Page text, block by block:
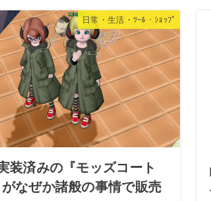
日常・生活・ﾂｰﾙ・ｼｮｯﾌﾟ
装済みの『モッズコート
なぜか諸般の事情で販売